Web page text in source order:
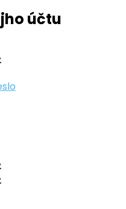
účtu